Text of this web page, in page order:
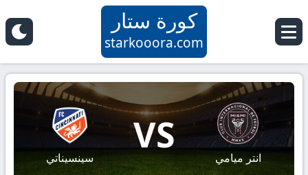
كورة ستار
starkooora.com
انتر ميامي
VS
سينسيناتي